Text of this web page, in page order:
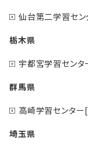
仙台第二学習セ
栃木県
宇都宮学習セン
群馬県
高崎学習センタ
埼玉県